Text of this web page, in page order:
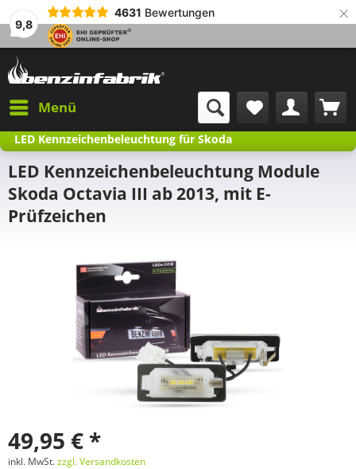
9,8
4631 Bewertungen ×
Menü
LED Kennzeichenbeleuchtung für Skoda
LED Kennzeichenbeleuchtung Module
Skoda Octavia III ab 2013, mit E-
Prüfzeichen
49,95 € *
inkl. MwSt.zzgl. Versandkosten